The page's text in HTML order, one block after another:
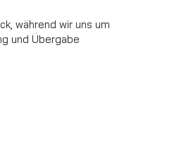
während wir uns um
und Übergabe